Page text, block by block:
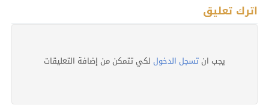
اترك تعليق
يجب ان تسجل الدخول لكي تتمكن من إضافة التعليقات